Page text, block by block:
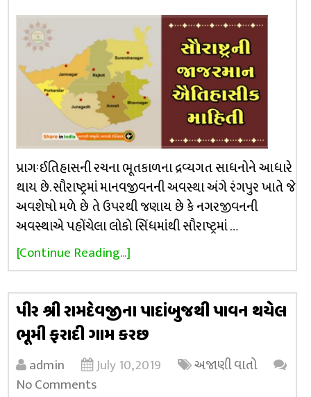
પ્રાગઃઈતિહાસની રચના ભૂતકાળના દ્રવ્યગત સાધનોને આધારે
થાય છે. સૌરાષ્ટ્રમાં માનવજીવનની અવસ્થા અંગે રંગપુર ખાતે જે
અવશેષો મળે છે તે ઉપરથી જણાય છે કે નગરજીવનની
અવસ્થાએ પહોંચેલા લોકો સિંધમાંથી સૌરાષ્ટ્રમાં …
[Continue Reading...]
પીર શ્રી રામદેવજીના પાદાંબુજથી પાવન થયેલ
ભૂમી ફરાદી ગામ કરછ
admin July 10, 2019
અજાણી વાતો
No Comments